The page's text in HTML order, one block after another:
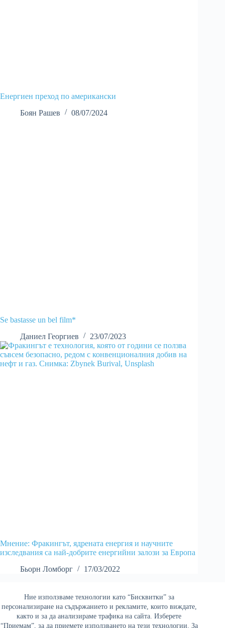
Ние използваме технологии като “Бисквитки” за
персонализиране на съдържанието и рекламите, които виждате,
както и за да анализираме трафика на сайта. Изберете
“Приемам”, за да приемете използването на тези технологии. За
Енергиен преход по американски
Боян Рашев
08/07/2024
Se bastasse un bel film*
Даниел Георгиев
23/07/2023
Мнение: Фракингът, ядрената енергия и научните
изследвания са най-добрите енергийни залози за Европа
Бьорн Ломборг
17/03/2022